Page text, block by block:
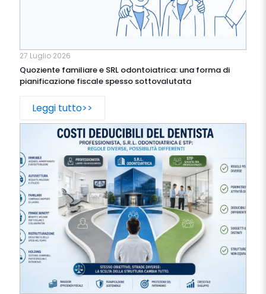
27 Luglio 2026
Quoziente familiare e SRL odontoiatrica: una forma di
pianificazione fiscale spesso sottovalutata
Leggi tutto>>